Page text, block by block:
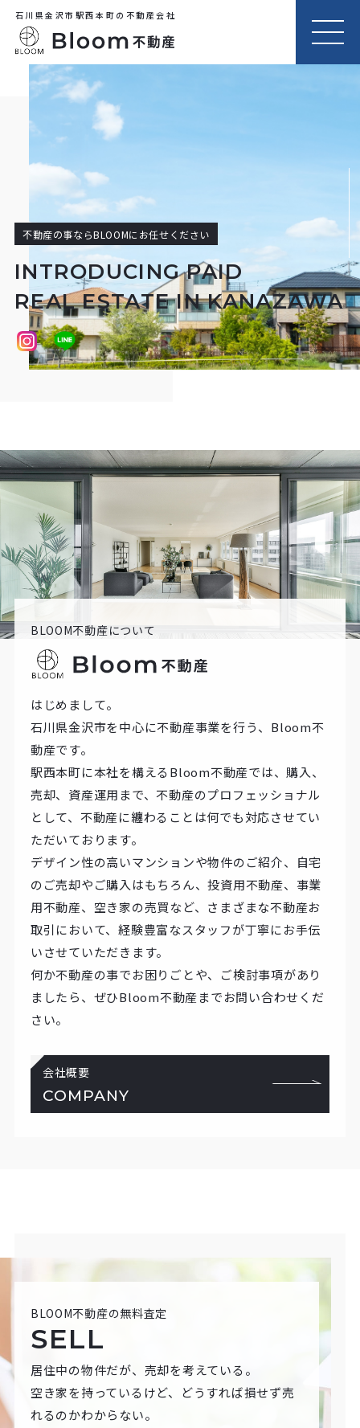
石川県金沢市駅西本町の不動産会社
MEN
U
不動産の事ならBLOOMにお任せください
INTRODUCING PAID
REAL ESTATE IN KANAZAWA
BLOOM不動産について
はじめまして。
石川県金沢市を中心に不動産事業を行う、Bloom不
動産です。
駅西本町に本社を構えるBloom不動産では、購入、
売却、資産運用まで、不動産のプロフェッショナル
として、不動産に纏わることは何でも対応させてい
ただいております。
デザイン性の高いマンションや物件のご紹介、自宅
のご売却やご購入はもちろん、投資用不動産、事業
用不動産、空き家の売買など、さまざまな不動産お
取引において、経験豊富なスタッフが丁寧にお手伝
いさせていただきます。
何か不動産の事でお困りごとや、ご検討事項があり
ましたら、ぜひBloom不動産までお問い合わせくだ
さい。
会社概要
COMPANY
BLOOM不動産の無料査定
SELL
居住中の物件だが、売却を考えている。
空き家を持っているけど、どうすれば損せず売
れるのかわからない。